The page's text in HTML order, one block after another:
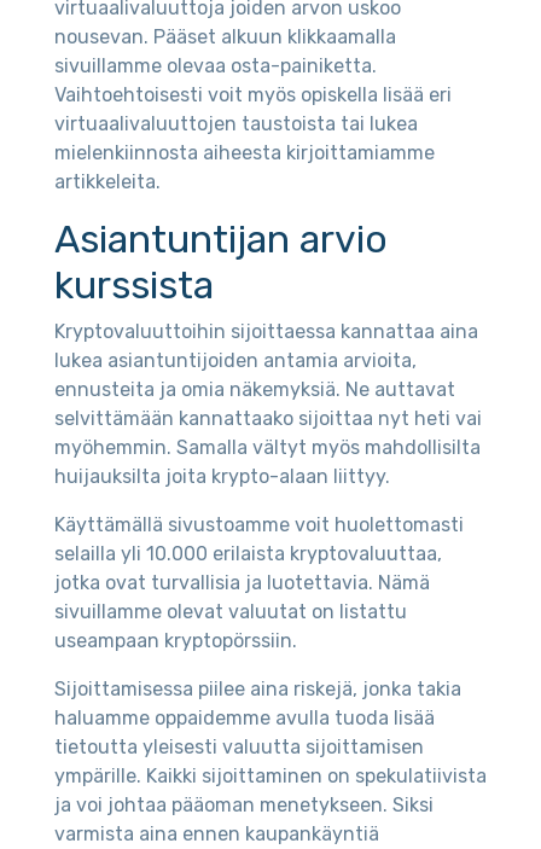
virtuaalivaluuttoja joiden arvon uskoo
nousevan. Pääset alkuun klikkaamalla
sivuillamme olevaa osta-painiketta.
Vaihtoehtoisesti voit myös opiskella lisää eri
virtuaalivaluuttojen taustoista tai lukea
mielenkiinnosta aiheesta kirjoittamiamme
artikkeleita.
Asiantuntijan arvio
kurssista
Kryptovaluuttoihin sijoittaessa kannattaa aina
lukea asiantuntijoiden antamia arvioita,
ennusteita ja omia näkemyksiä. Ne auttavat
selvittämään kannattaako sijoittaa nyt heti vai
myöhemmin. Samalla vältyt myös mahdollisilta
huijauksilta joita krypto-alaan liittyy.
Käyttämällä sivustoamme voit huolettomasti
selailla yli 10.000 erilaista kryptovaluuttaa,
jotka ovat turvallisia ja luotettavia. Nämä
sivuillamme olevat valuutat on listattu
useampaan kryptopörssiin.
Sijoittamisessa piilee aina riskejä, jonka takia
haluamme oppaidemme avulla tuoda lisää
tietoutta yleisesti valuutta sijoittamisen
ympärille. Kaikki sijoittaminen on spekulatiivista
ja voi johtaa pääoman menetykseen. Siksi
varmista aina ennen kaupankäyntiä